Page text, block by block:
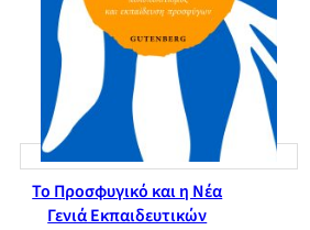
Το Προσφυγικό και η Νέα
Γενιά Εκπαιδευτικών